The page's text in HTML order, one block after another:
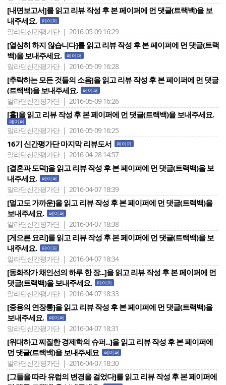
[내면보고서]를 읽고 리뷰 작성 후 본 페이퍼에 먼 댓글(트랙백)을 보
내주세요.
페이퍼
알라딘신간평가단 | 2016-05-09 16:29
[열심히 하지 않습니다]를 읽고 리뷰 작성 후 본 페이퍼에 먼 댓글(트랙
백)을 보내주세요.
페이퍼
알라딘신간평가단 | 2016-05-09 16:28
[추락하는 모든 것들의 소음]을 읽고 리뷰 작성 후 본 페이퍼에 먼 댓글
(트랙백)을 보내주세요.
페이퍼
알라딘신간평가단 | 2016-05-09 16:26
[홀]을 읽고 리뷰 작성 후 본 페이퍼에 먼 댓글(트랙백)을 보내주세요.
페이퍼
알라딘신간평가단 | 2016-05-09 16:25
16기 신간평가단 마지막 리뷰도서 페이퍼
알라딘신간평가단 | 2016-04-28 14:57
[결혼과 도덕]을 읽고 리뷰 작성 후 본 페이퍼에 먼 댓글(트랙백)을 보
내주세요.
페이퍼
알라딘신간평가단 | 2016-04-07 18:39
[멀고도 가까운]을 읽고 리뷰 작성 후 본 페이퍼에 먼 댓글(트랙백)을
보내주세요.
페이퍼
알라딘신간평가단 | 2016-04-07 18:38
[게으른 요리]를 읽고 리뷰 작성 후 본 페이퍼에 먼 댓글(트랙백)을 보
내주세요.
페이퍼
알라딘신간평가단 | 2016-04-07 18:34
[동화작가 채인선의 하루 한 장...]을 읽고 리뷰 작성 후 본 페이퍼에 먼
댓글(트랙백)을 보내주세요.
페이퍼
알라딘신간평가단 | 2016-04-07 18:33
[중용의 연장통]을 읽고 리뷰 작성 후 본 페이퍼에 먼 댓글(트랙백)을
보내주세요.
페이퍼
알라딘신간평가단 | 2016-04-07 18:31
[위대하고 찌질한 경제학의 슈퍼...]을 읽고 리뷰 작성 후 본 페이퍼에
먼 댓글(트랙백)을 보내주세요
페이퍼
알라딘신간평가단 | 2016-04-07 18:30
[그들을 따라 유럽의 변경을 걸었다]를 읽고 리뷰 작성 후 본 페이퍼에